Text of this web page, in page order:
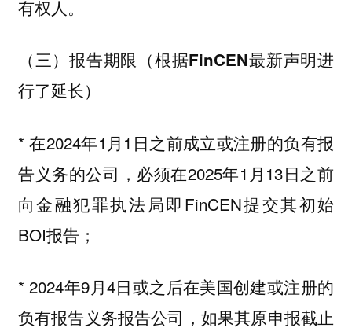
有权人。
（三）报告期限（根据FinCEN最新声明进
行了延长）
* 在2024年1月1日之前成立或注册的负有报
告义务的公司，必须在2025年1月13日之前
向金融犯罪执法局即FinCEN提交其初始
BOI报告；
* 2024年9月4日或之后在美国创建或注册的
负有报告义务报告公司，如果其原申报截止